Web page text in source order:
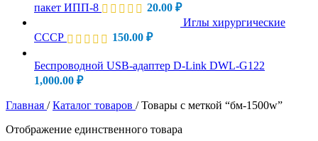
пакет ИПП-8
20.00 ₽
Иглы хирургические
СССР
150.00 ₽
Беспроводной USB-адаптер D-Link DWL-G122
1,000.00 ₽
Главная / Каталог товаров / Товары с меткой “бм-1500w”
Отображение единственного товара